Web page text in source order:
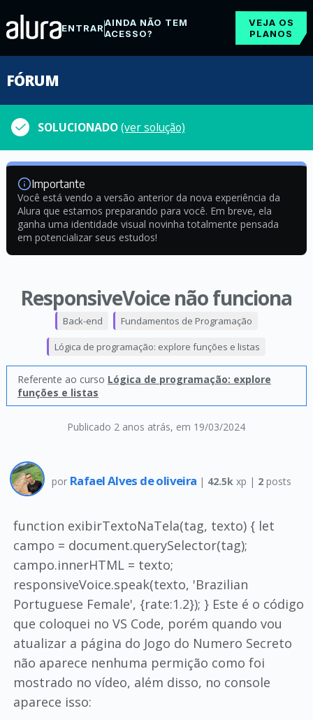
ENTRARAINDA NÃO TEM
ACESSO?
VEJA OS
PLANOS
FÓRUM
SOLUCIONADO(ver solução)
Importante
Você está vendo a versão anterior da nova experiência da
Alura que estamos preparando para você. Em breve, ela
ganha uma identidade visual novinha totalmente pensada
em potencializar seus estudos!
ResponsiveVoice não funciona
Publicado 2 anos atrás, em 19/03/2024
Back-end Fundamentos de Programação
Lógica de programação: explore funções e listas
Referente ao curso Lógica de programação: explore
funções e listas
por Rafael Alves de oliveira | 42.5k xp | 2posts
function exibirTextoNaTela(tag, texto) { let
campo = document.querySelector(tag);
campo.innerHTML = texto;
responsiveVoice.speak(texto, 'Brazilian
Portuguese Female', {rate:1.2}); } Este é o código
que coloquei no VS Code, porém quando vou
atualizar a página do Jogo do Numero Secreto
não aparece nenhuma permição como foi
mostrado no vídeo, além disso, no console
aparece isso: